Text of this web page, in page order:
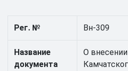
Рег. № Вн-309
Название
документа
О